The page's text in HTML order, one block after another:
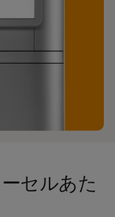
セルあた